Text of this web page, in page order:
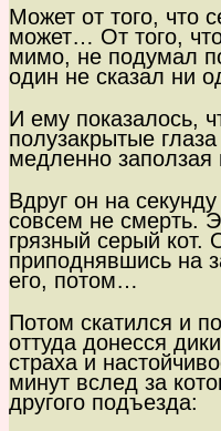
Может от того, что
может… От того,
мимо, не подумал
один не сказал ни
И ему показалось,
полузакрытые
медленно
Вдруг он на
совсем не смерть.
грязный серый кот.
приподнявшись на
его, потом…
Потом скатился и
оттуда донесся
страха и
минут вслед за
другого подъезда: